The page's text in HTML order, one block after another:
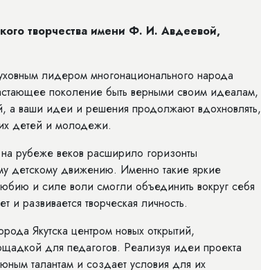
творчества имени Ф. И. Авдеевой,
лидером многонационального народа
поколение быть верными своим идеалам,
а ваши идеи и решения продолжают вдохновлять,
детей и молодежи.
рубеже веков расширило горизонты
детскому движению. Именно такие яркие
и силе воли смогли объединить вокруг себя
и развивается творческая личность.
Якутска центром новых открытий,
для педагогов. Реализуя идеи проекта
талантам и создает условия для их